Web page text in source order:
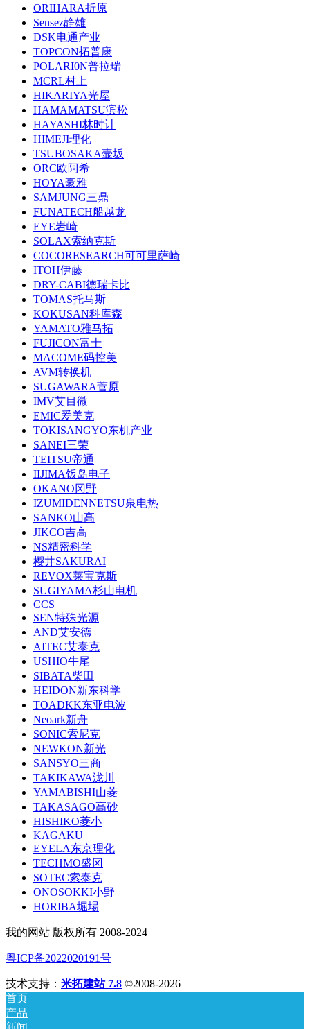
ORIHARA折原
Sensez静雄
DSK电通产业
TOPCON拓普康
POLARI0N普拉瑞
MCRL村上
HIKARIYA光屋
HAMAMATSU滨松
HAYASHI林时计
HIMEJI理化
TSUBOSAKA壸坂
ORC欧阿希
HOYA豪雅
SAMJUNG三鼎
FUNATECH船越龙
EYE岩崎
SOLAX索纳克斯
COCORESEARCH可可里萨崎
ITOH伊藤
DRY-CABI德瑞卡比
TOMAS托马斯
KOKUSAN科库森
YAMATO雅马拓
FUJICON富士
MACOME码控美
AVM转换机
SUGAWARA菅原
IMV艾目微
EMIC爱美克
TOKISANGYO东机产业
SANEI三荣
TEITSU帝通
IIJIMA饭岛电子
OKANO冈野
IZUMIDENNETSU泉电热
SANKO山高
JIKCO吉高
NS精密科学
樱井SAKURAI
REVOX莱宝克斯
SUGIYAMA杉山电机
CCS
SEN特殊光源
AND艾安德
AITEC艾泰克
USHIO牛尾
SIBATA柴田
HEIDON新东科学
TOADKK东亚电波
Neoark新舟
SONIC索尼克
NEWKON新光
SANSYO三商
TAKIKAWA泷川
YAMABISHI山菱
TAKASAGO高砂
HISHIKO菱小
KAGAKU
EYELA东京理化
TECHMO盛冈
SOTEC索泰克
ONOSOKKI小野
HORIBA堀場
我的网站 版权所有 2008-2024
粤ICP备2022020191号
技术支持： 米拓建站 7.8 ©2008-2026
首页
产品